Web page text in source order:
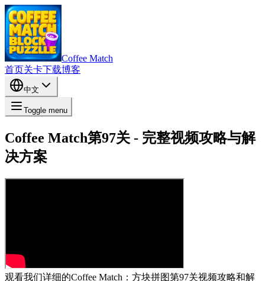
Coffee Match
首页关卡下载博客
中文
Toggle menu
Coffee Match第97关 - 完整视频攻略与解
决方案
观看我们详细的Coffee Match：方块拼图第97关视频攻略和解